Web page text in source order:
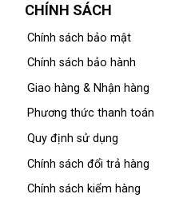
CHÍNH SÁCH
Chính sách bảo mật
Chính sách bảo hành
Giao hàng & Nhận hàng
Phương thức thanh toán
Quy định sử dụng
Chính sách đổi trả hàng
Chính sách kiểm hàng